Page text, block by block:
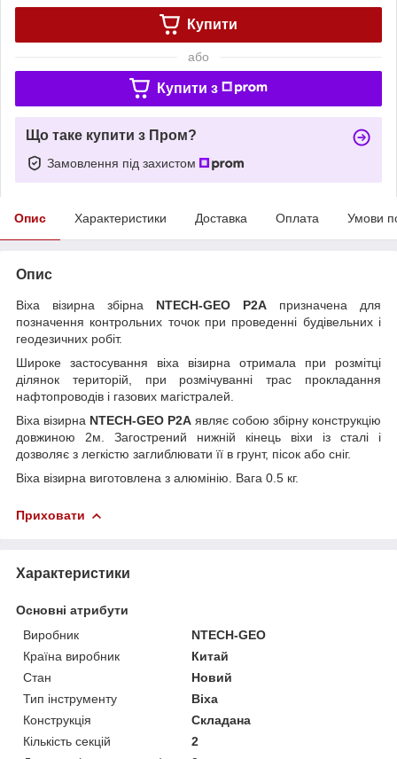
Купити
або
Купити з
Що таке купити з Пром?
Замовлення під захистом
Опис Характеристики Доставка Оплата Умови
Опис
Віха візирна збірна NTECH-GEO Р2А призначена для
позначення контрольних точок при проведенні будівельних і
геодезичних робіт.
Широке застосування віха візирна отримала при розмітці
ділянок територій, при розмічуванні трас прокладання
нафтопроводів і газових магістралей.
Віха візирна NTECH-GEO Р2А являє собою збірну конструкцію
довжиною 2м. Загострений нижній кінець віхи із сталі і
дозволяє з легкістю заглиблювати її в грунт, пісок або сніг.
Віха візирна виготовлена з алюмінію. Вага 0.5 кг.
Приховати
Характеристики
Основні атрибути
Виробник
NTECH-GEO
Країна виробник
Китай
Стан
Новий
Тип інструменту
Віха
Конструкція
Складана
Кількість секцій
2